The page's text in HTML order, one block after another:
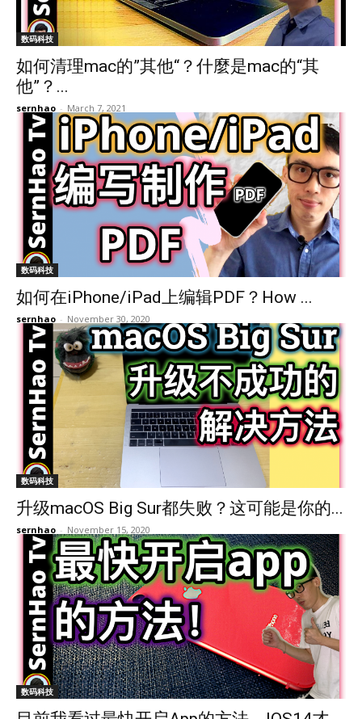
数码科技
如何清理mac的”其他“？什麼是mac的“其
他”？...
sernhao - March 7, 2021
数码科技
如何在iPhone/iPad上编辑PDF？How ...
sernhao - November 30, 2020
数码科技
升级macOS Big Sur都失败？这可能是你的...
sernhao - November 15, 2020
数码科技